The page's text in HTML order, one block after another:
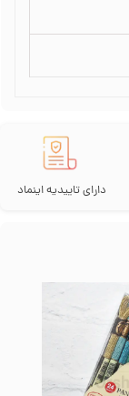
دارای تاییدیه اینماد